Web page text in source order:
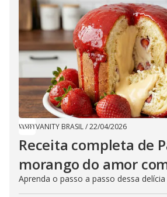
VANITY BRASIL/22/04/2026
Receita completa de
morango do amor
Aprenda o passo a passo dessa